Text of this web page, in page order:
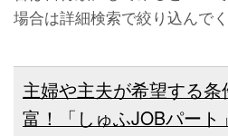
場合は詳細検索で絞り込んでく
主婦や主夫が希望する
富！「しゅふJOBパート」